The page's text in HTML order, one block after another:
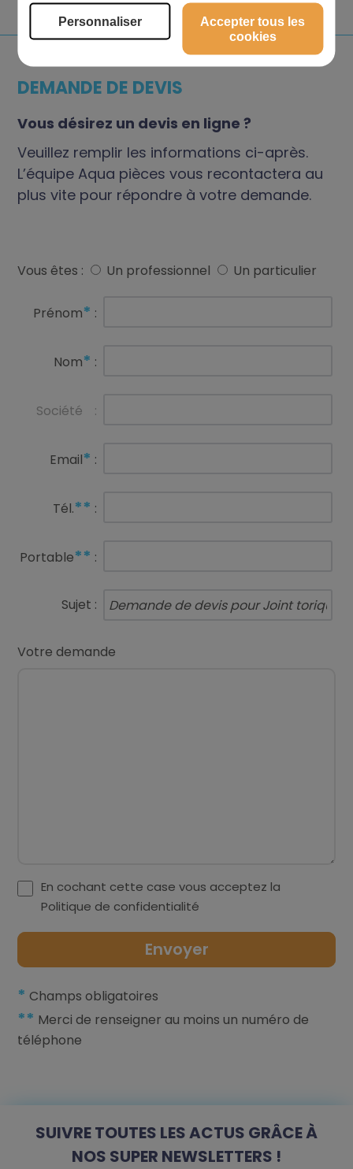
DEMANDE DE DEVIS
Vous désirez un devis en ligne ?
Veuillez remplir les informations ci-après.
L’équipe Aqua pièces vous recontactera au
plus vite pour répondre à votre demande.
Vous êtes : Un professionnel Un particulier
Prénom* :
Nom* :
Société :
Email* :
Tél.** :
Portable** :
Sujet :
Votre demande
En cochant cette case vous acceptez la
Politique de confidentialité
* Champs obligatoires
** Merci de renseigner au moins un numéro de
téléphone
SUIVRE TOUTES LES ACTUS GRÂCE À
NOS SUPER NEWSLETTERS !
Personnaliser
Accepter tous les
cookies